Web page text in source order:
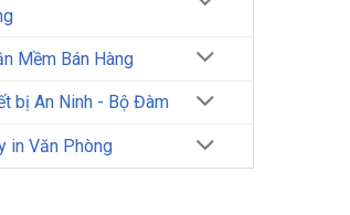
Mềm Bán Hàng
bị An Ninh - Bộ Đàm
in Văn Phòng